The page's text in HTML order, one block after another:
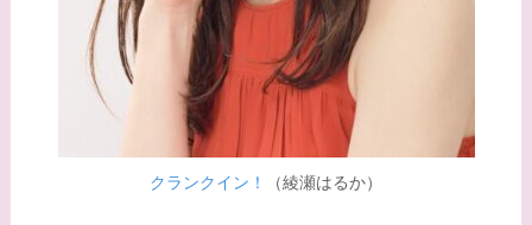
てる女優３選！結婚し
て旦那がいる？北海道
のどこに住んでる？
【画像】中谷美紀と似
てる女優３選！旦那や
クランクイン！ （綾瀬はるか）